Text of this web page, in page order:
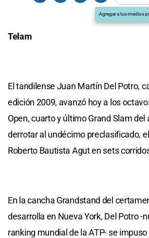
Agregar a tus medios
Telam
El tandilense Juan Martín Del Potro,
edición 2009, avanzó hoy a los
Open, cuarto y último Grand Slam del
derrotar al undécimo preclasificado,
Roberto Bautista Agut en sets
En la cancha Grandstand del
desarrolla en Nueva York, Del Potro -
ranking mundial de la ATP- se